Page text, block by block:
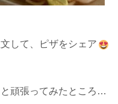
して、ピザをシェア
頑張ってみたところ…